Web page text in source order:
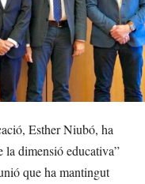
Esther Niubó, ha
la dimensió educativa”
que ha mantingut